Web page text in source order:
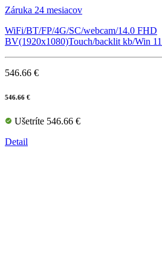
Záruka 24 mesiacov
WiFi/BT/FP/4G/SC/webcam/14.0 FHD
BV(1920x1080)Touch/backlit kb/Win
546.66 €
546.66 €
Ušetríte 546.66 €
Detail